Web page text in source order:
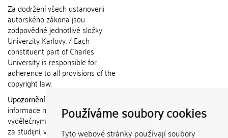
Používáme soubory cookies
Tyto webové stránky používají soubory
Za dodržení všech ustanovení
autorského zákona jsou
zodpovědné jednotlivé složky
Univerzity Karlovy. / Each
constituent part of Charles
University is responsible for
adherence to all provisions of the
copyright law.
Upozornění / Notice:
informace nemohou být použity k
výdělečným účelům nebo vydávány
za studijní, vědeckou nebo jinou